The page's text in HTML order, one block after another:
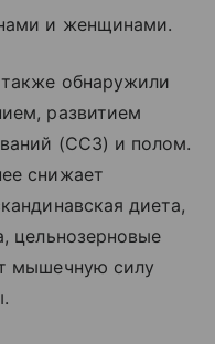
и женщинами.
обнаружили
развитием
(ССЗ) и полом.
снижает
диета,
цельнозерновые
мышечную силу